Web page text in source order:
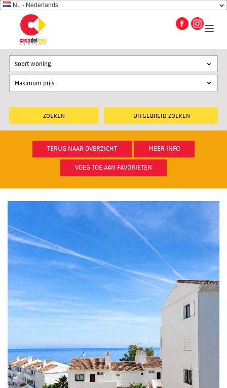
NL - Nederlands
UITGEBREID ZOEKEN
Soort woning
TERUG NAAR OVERZICHT MEER INFO
VOEG TOE AAN FAVORIETEN